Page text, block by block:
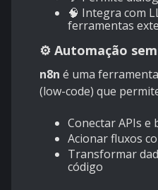
🧠 Integra com
ferramentas
⚙️ Automação
n8n é uma
(low-code) que
Conectar APIs e
Acionar fluxos
Transformar
código